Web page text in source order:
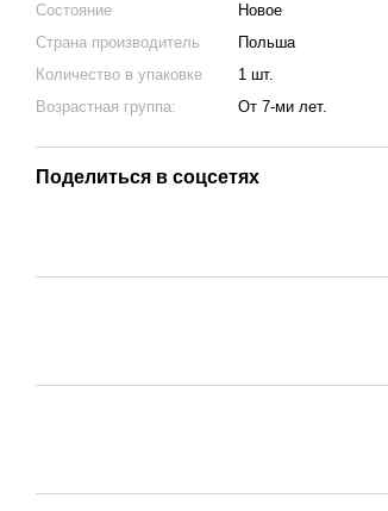
Состояние
Новое
Страна производитель
Польша
Количество в упаковке
1 шт.
Возрастная группа:
От 7-ми лет.
Поделиться в соцсетях